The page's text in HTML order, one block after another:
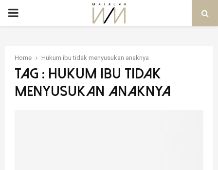
PRIMARY
Home Hukum ibu tidak menyusukan anaknya
Tag : Hukum ibu tidak
menyusukan anaknya